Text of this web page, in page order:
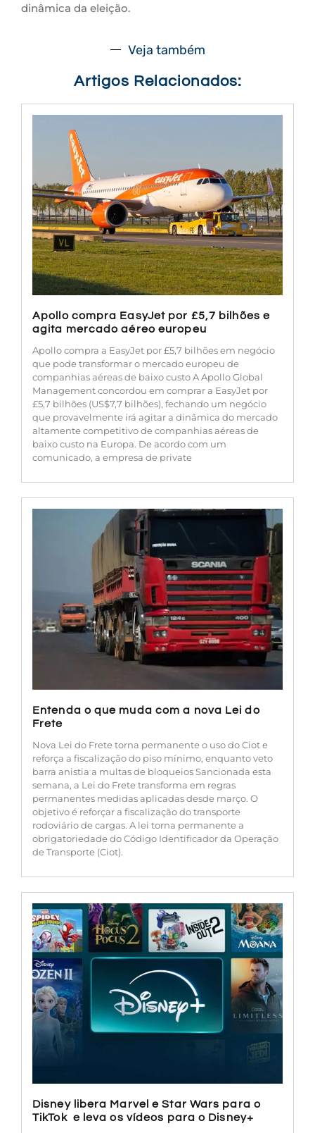
dinâmica da eleição.
Veja também
Artigos Relacionados:
Apollo compra EasyJet por £5,7 bilhões e
agita mercado aéreo europeu
Apollo compra a EasyJet por £5,7 bilhões em negócio
que pode transformar o mercado europeu de
companhias aéreas de baixo custo A Apollo Global
Management concordou em comprar a EasyJet por
£5,7 bilhões (US$7,7 bilhões), fechando um negócio
que provavelmente irá agitar a dinâmica do mercado
altamente competitivo de companhias aéreas de
baixo custo na Europa. De acordo com um
comunicado, a empresa de private
Entenda o que muda com a nova Lei do
Frete
Nova Lei do Frete torna permanente o uso do Ciot e
reforça a fiscalização do piso mínimo, enquanto veto
barra anistia a multas de bloqueios Sancionada esta
semana, a Lei do Frete transforma em regras
permanentes medidas aplicadas desde março. O
objetivo é reforçar a fiscalização do transporte
rodoviário de cargas. A lei torna permanente a
obrigatoriedade do Código Identificador da Operação
de Transporte (Ciot).
Disney libera Marvel e Star Wars para o
TikTok e leva os vídeos para o Disney+